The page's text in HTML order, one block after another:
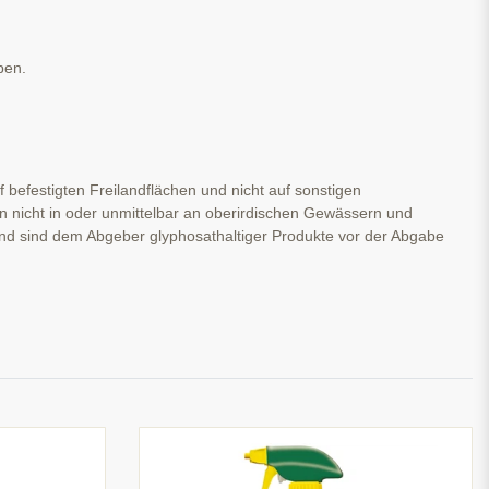
befestigten Freilandflächen und nicht auf sonstigen
in oder unmittelbar an oberirdischen Gewässern und
sind dem Abgeber glyphosathaltiger Produkte vor der Abgabe